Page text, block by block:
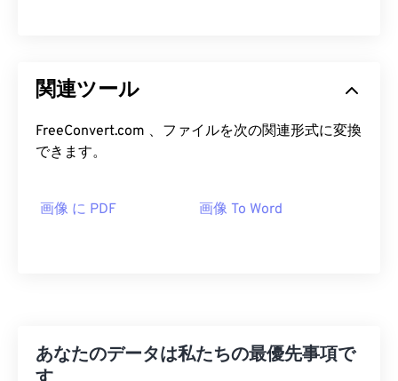
関連ツール
FreeConvert.com 、ファイルを次の関連形式に変換
できます。
画像 に PDF 画像 To Word
あなたのデータは私たちの最優先事項で